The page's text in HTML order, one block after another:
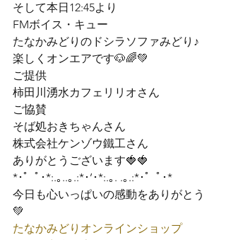
そして本日12:45より
FMボイス・キュー
たなかみどりのドシラソファみどり♪
楽しくオンエアです🐶🌈💚
ご提供
柿田川湧水カフェリリオさん
ご協賛
そば処おきちゃんさん
株式会社ケンゾウ鐵工さん
ありがとうございます🍓🍓
*･゜ﾟ･*:.｡..｡.:*･’･*:.｡. .｡.:*･゜ﾟ･*
今日も心いっぱいの感動をありがとう
💚
たなかみどりオンラインショップ